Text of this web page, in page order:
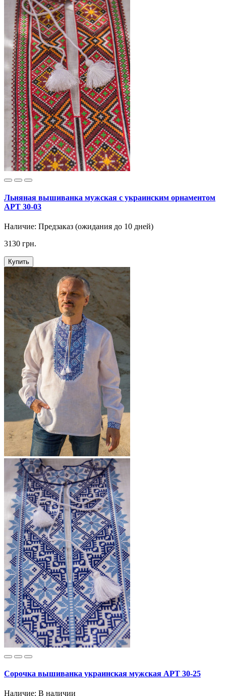
Льняная вышиванка мужская с украинским орнаментом
АРТ 30-03
Наличие: Предзаказ (ожидания до 10 дней)
3130 грн.
Купить
Сорочка вышиванка украинская мужская АРТ 30-25
Наличие: В наличии